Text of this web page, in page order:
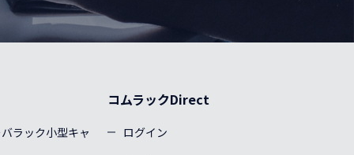
ラック小型キャ
コムラックDirect
ログイン